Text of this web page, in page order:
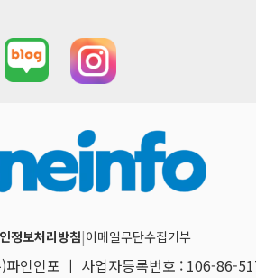
정보처리방침|이메일무단수집거부
파인인포 ㅣ 사업자등록번호 : 106-86-